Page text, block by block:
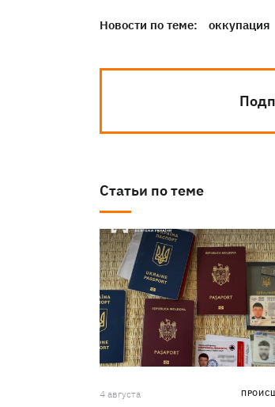
Новости по теме: оккупация
Статьи по теме
4 августа